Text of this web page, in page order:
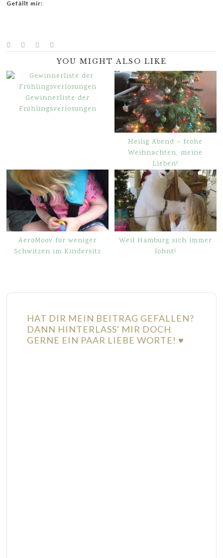
Gefällt mir:
YOU MIGHT ALSO LIKE
Gewinnerliste der
Frühlingsverlosungen
Heilig Abend – frohe
Weihnachten, meine
Lieben!
AeroMoov für weniger
Schwitzen im Kindersitz
Weil Hamburg sich immer
lohnt!
HAT DIR MEIN BEITRAG GEFALLEN?
DANN HINTERLASS' MIR DOCH
GERNE EIN PAAR LIEBE WORTE! ♥